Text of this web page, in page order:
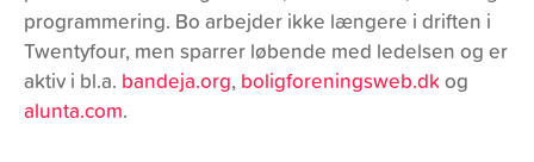
programmering. Bo arbejder ikke længere i driften i
Twentyfour, men sparrer løbende med ledelsen og er
aktiv i bl.a. bandeja.org, boligforeningsweb.dk og
alunta.com.